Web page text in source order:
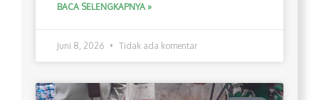
BACA SELENGKAPNYA »
Juni 8, 2026 Tidak ada komentar